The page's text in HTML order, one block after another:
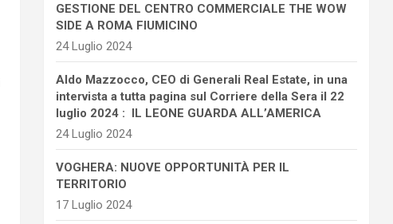
GESTIONE DEL CENTRO COMMERCIALE THE WOW
SIDE A ROMA FIUMICINO
24 Luglio 2024
Aldo Mazzocco, CEO di Generali Real Estate, in una
intervista a tutta pagina sul Corriere della Sera il 22
luglio 2024 : IL LEONE GUARDA ALL’AMERICA
24 Luglio 2024
VOGHERA: NUOVE OPPORTUNITÀ PER IL
TERRITORIO
17 Luglio 2024